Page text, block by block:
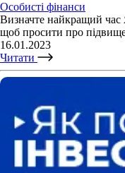
Особисті фінанси
Визначте найкращий
щоб просити про
16.01.2023
Читати